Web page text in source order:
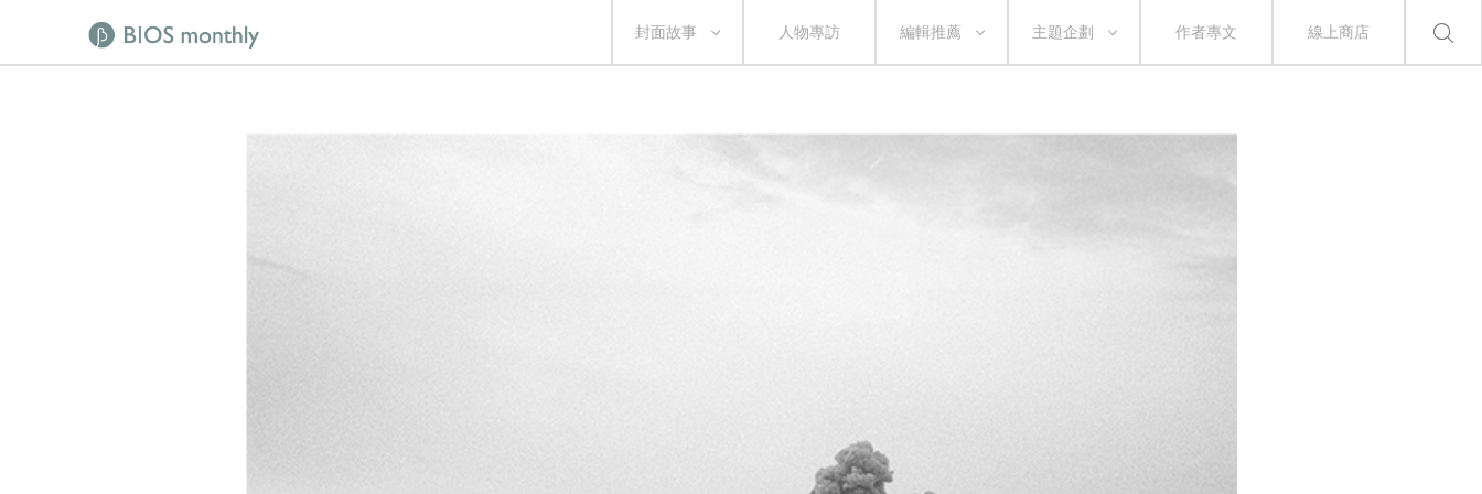
封面故事 人物專訪 編輯推薦 主題企劃 作者專文 線上商店